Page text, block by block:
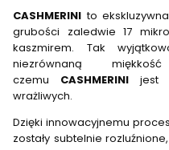
CASHMERINI to
grubości zaledwie 17
kaszmirem. Tak
niezrównaną
czemu CASHMERINI jest
wrażliwych.
Dzięki innowacyjnemu
zostały subtelnie